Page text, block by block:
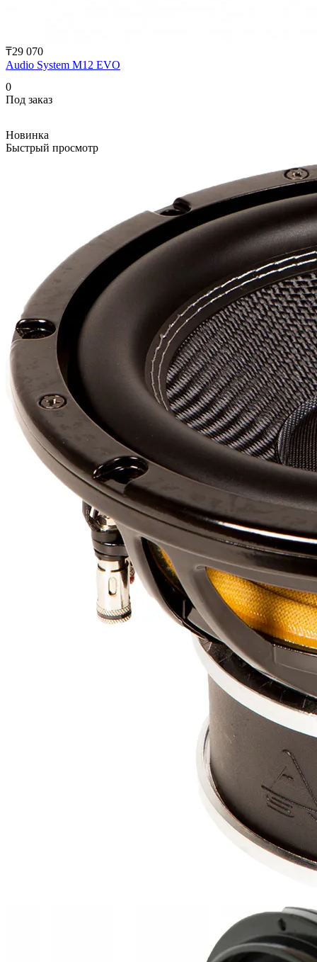
₸29 070
Audio System M12 EVO
0
Под заказ
Новинка
Быстрый просмотр